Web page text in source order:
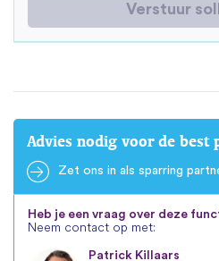
Verstuur
Advies nodig voor de best
Zet ons in als sparring
Heb je een vraag over deze
Neem contact op met:
Patrick Killaars